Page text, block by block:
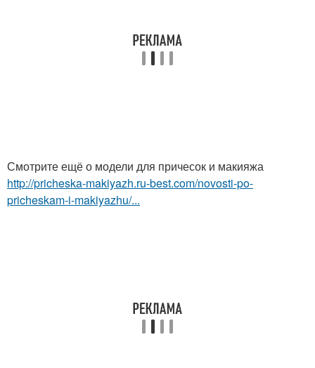
Смотрите ещё о модели для причесок и макияжа
http://pricheska-makiyazh.ru-best.com/novosti-po-
pricheskam-i-makiyazhu/...